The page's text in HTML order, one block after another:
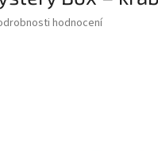
hodnocení